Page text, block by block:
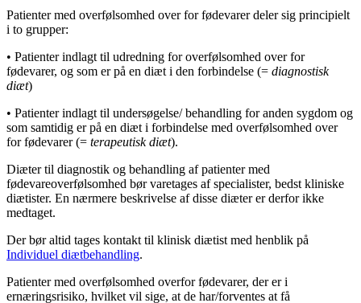
Patienter med overfølsomhed over for fødevarer deler sig principielt
i to grupper:
• Patienter indlagt til udredning for overfølsomhed over for
fødevarer, og som er på en diæt i den forbindelse (= diagnostisk
diæt)
• Patienter indlagt til undersøgelse/ behandling for anden sygdom og
som samtidig er på en diæt i forbindelse med overfølsomhed over
for fødevarer (= terapeutisk diæt).
Diæter til diagnostik og behandling af patienter med
fødevareoverfølsomhed bør varetages af specialister, bedst kliniske
diætister. En nærmere beskrivelse af disse diæter er derfor ikke
medtaget.
Der bør altid tages kontakt til klinisk diætist med henblik på
Individuel diætbehandling.
Patienter med overfølsomhed overfor fødevarer, der er i
ernæringsrisiko, hvilket vil sige, at de har/forventes at få